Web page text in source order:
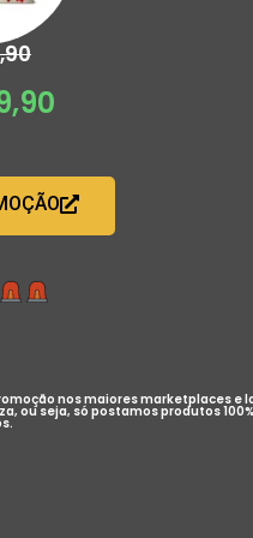
nos maiores marketplaces e
ou seja, só postamos produtos 100%